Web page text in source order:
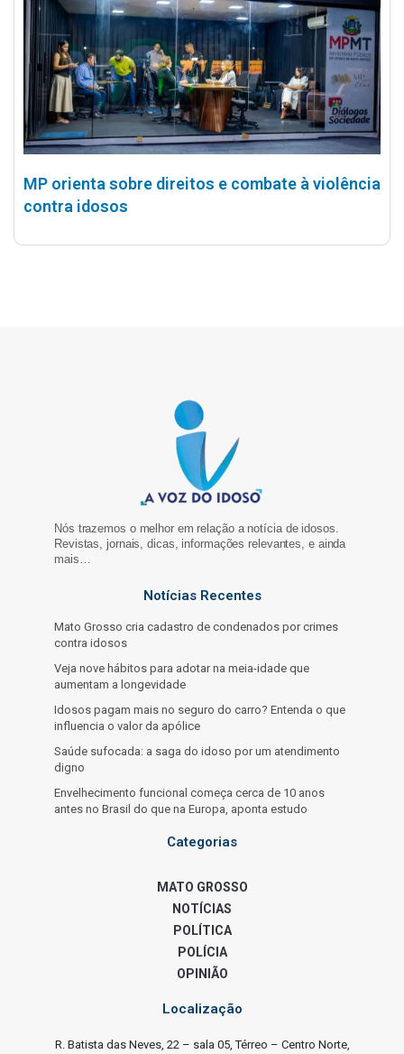
MP orienta sobre direitos e combate à violência
contra idosos
Nós trazemos o melhor em relação a notícia de idosos.
Revistas, jornais, dicas, informações relevantes, e ainda
mais…
Notícias Recentes
Mato Grosso cria cadastro de condenados por crimes
contra idosos
Veja nove hábitos para adotar na meia-idade que
aumentam a longevidade
Idosos pagam mais no seguro do carro? Entenda o que
influencia o valor da apólice
Saúde sufocada: a saga do idoso por um atendimento
digno
Envelhecimento funcional começa cerca de 10 anos
antes no Brasil do que na Europa, aponta estudo
Categorias
MATO GROSSO
NOTÍCIAS
POLÍTICA
POLÍCIA
OPINIÃO
Localização
R. Batista das Neves, 22 – sala 05, Térreo – Centro Norte,